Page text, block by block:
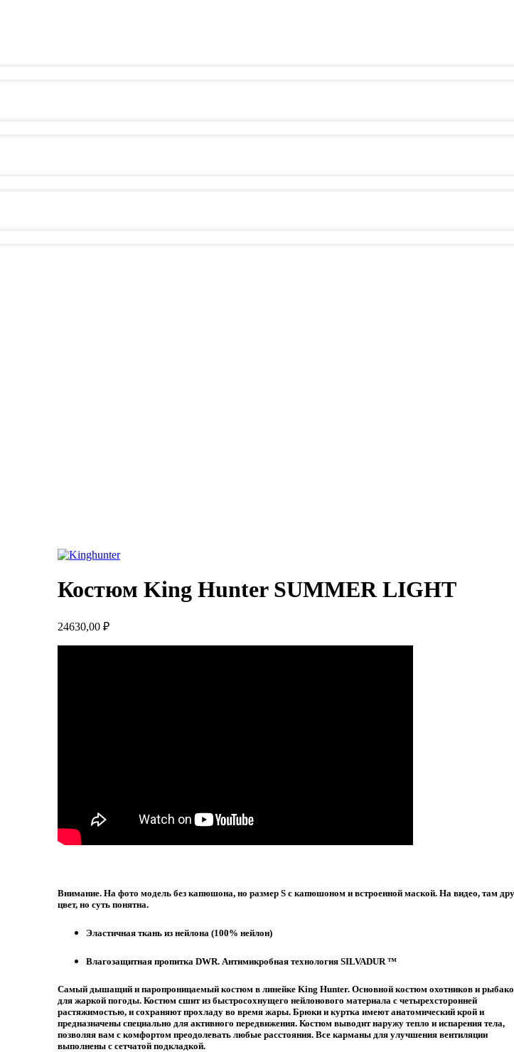
Костюм King Hunter SUMMER LIGHT
24630,00 ₽
Внимание. На фото модель без капюшона, но размер S с капюшоном и встроенной маской. На видео, там
цвет, но суть понятна.
Эластичная ткань из нейлона (100% нейлон)
Влагозащитная пропитка DWR. Антимикробная технология SILVADUR ™
Самый дышащий и паропроницаемый костюм в линейке King Hunter. Основной костюм охотников и
для жаркой погоды. Костюм сшит из быстросохнущего нейлонового материала с четырехсторонней
растяжимостью, и сохраняют прохладу во время жары. Брюки и куртка имеют анатомический крой и
предназначены специально для активного передвижения. Костюм выводит наружу тепло и испарения тела,
позволяя вам с комфортом преодолевать любые расстояния. Все карманы для улучшения вентиляции
выполнены с сетчатой подкладкой.